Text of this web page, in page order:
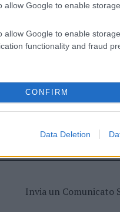
allow Google to enable
allow Google to enable
functionality and fraud
CONFIRM
Data Deletion
news daGoogle News
Invia un Comunicato